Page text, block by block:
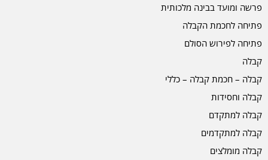
פרשה ומועד בבינה מלכותית
פתיחה לחכמת הקבלה
פתיחה לפירוש הסולם
קבלה
קבלה – חכמת קבלה – כללי
קבלה וחסידות
קבלה למתקדם
קבלה למתקדמים
קבלה מומלצים